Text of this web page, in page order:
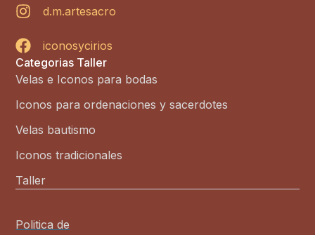
d.m.artesacro
iconosycirios
Categorias Taller
Velas e Iconos para bodas
Iconos para ordenaciones y sacerdotes
Velas bautismo
Iconos tradicionales
Taller
Politica de